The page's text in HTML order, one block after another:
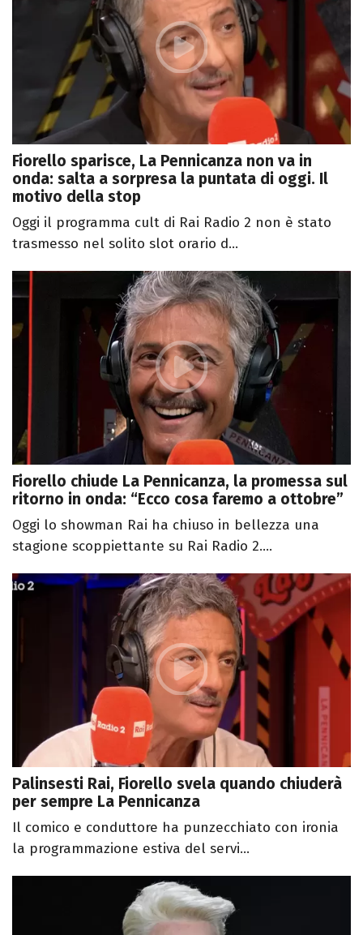
Fiorello sparisce, La Pennicanza non va in
onda: salta a sorpresa la puntata di oggi. Il
motivo della stop
Oggi il programma cult di Rai Radio 2 non è stato
trasmesso nel solito slot orario d...
Fiorello chiude La Pennicanza, la promessa sul
ritorno in onda: “Ecco cosa faremo a ottobre”
Oggi lo showman Rai ha chiuso in bellezza una
stagione scoppiettante su Rai Radio 2....
Palinsesti Rai, Fiorello svela quando chiuderà
per sempre La Pennicanza
Il comico e conduttore ha punzecchiato con ironia
la programmazione estiva del servi...